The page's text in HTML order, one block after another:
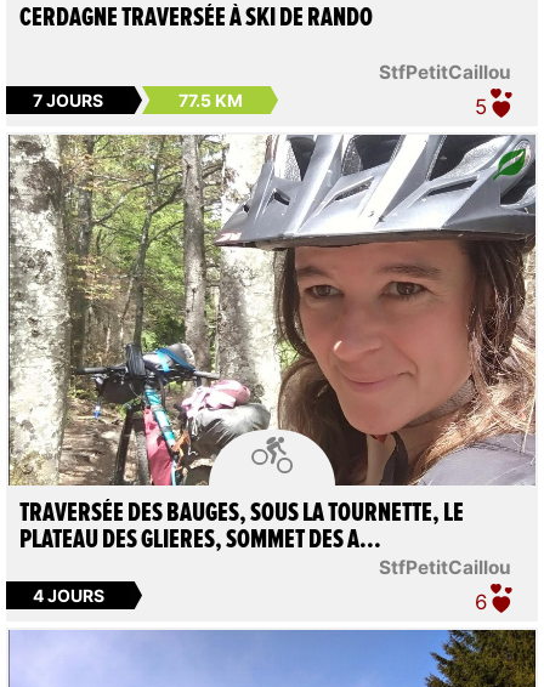
StfPetitCaillou
CERDAGNE TRAVERSÉE À SKI DE RANDO
7 JOURS 77.5 KM 5

StfPetitCaillou
TRAVERSÉE DES BAUGES, SOUS LA TOURNETTE, LE
PLATEAU DES GLIERES, SOMMET DES A...
4 JOURS 6